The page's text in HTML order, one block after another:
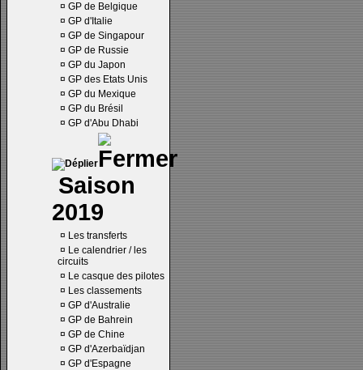
¤ GP de Belgique
¤ GP d'Italie
¤ GP de Singapour
¤ GP de Russie
¤ GP du Japon
¤ GP des Etats Unis
¤ GP du Mexique
¤ GP du Brésil
¤ GP d'Abu Dhabi
Saison
2019
¤ Les transferts
¤ Le calendrier / les
circuits
¤ Le casque des pilotes
¤ Les classements
¤ GP d'Australie
¤ GP de Bahrein
¤ GP de Chine
¤ GP d'Azerbaïdjan
¤ GP d'Espagne